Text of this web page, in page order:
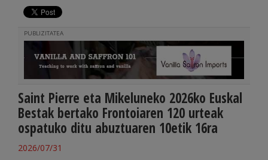
PUBLIZITATEA
Saint Pierre eta Mikeluneko 2026ko Euskal
Bestak bertako Frontoiaren 120 urteak
ospatuko ditu abuztuaren 10etik 16ra
2026/07/31